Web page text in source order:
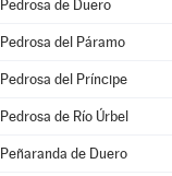
Pedrosa de Duero
Pedrosa del Páramo
Pedrosa del Príncipe
Pedrosa de Río Úrbel
Peñaranda de Duero